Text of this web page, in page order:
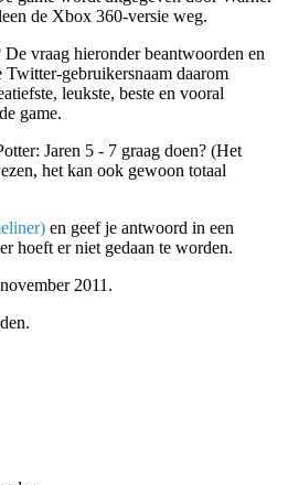
de Xbox 360-versie weg.
vraag hieronder beantwoorden en
gebruikersnaam daarom
leukste, beste en vooral
game.
Jaren 5 - 7 graag doen? (Het
het kan ook gewoon totaal
en geef je antwoord in een
hoeft er niet gedaan te worden.
2011.